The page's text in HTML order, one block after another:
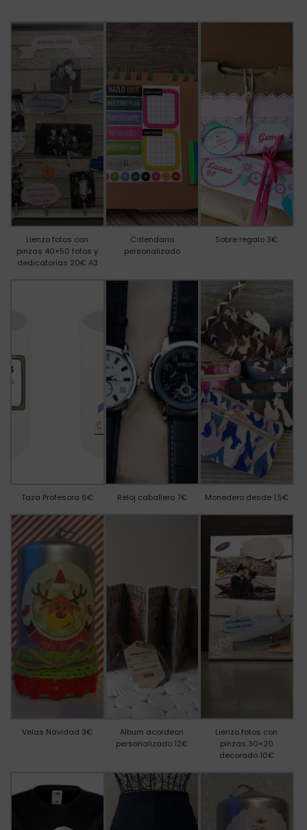
Lienzo fotos con
pinzas 40×50 fotos y
dedicatorias 20€ A3
Calendario
personalizado
Sobre regalo 3€
Taza Profesora 6€ Reloj caballero 7€ Monedero desde 1,5€
Velas Navidad 3€
Album acordeon
personalizado 12€
Lienzo fotos con
pinzas 30×20
decorado 10€